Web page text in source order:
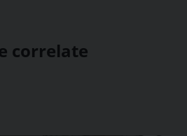
correlate